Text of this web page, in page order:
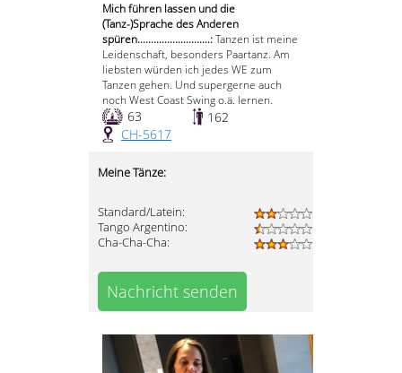
Mich führen lassen und die
(Tanz-)Sprache des Anderen
spüren...........................:Tanzen ist meine
Leidenschaft, besonders Paartanz. Am
liebsten würden ich jedes WE zum
Tanzen gehen. Und supergerne auch
noch West Coast Swing o.ä. lernen.
63
162
CH-5617
Meine Tänze:
Standard/Latein:
Tango Argentino:
Cha-Cha-Cha:
Nachricht senden